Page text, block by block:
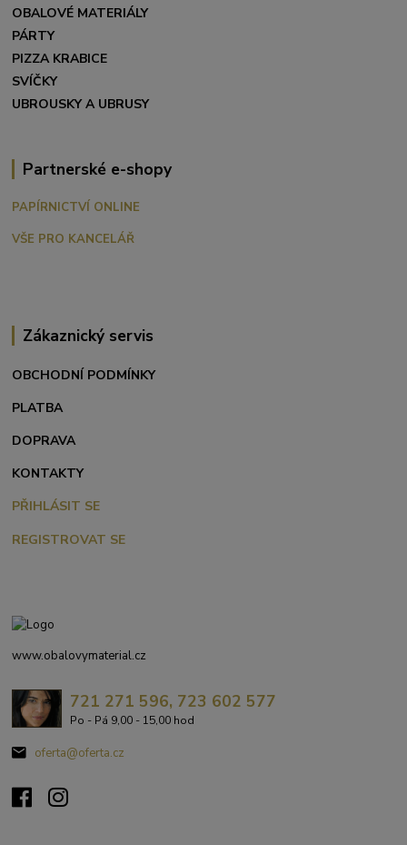
OBALOVÉ MATERIÁLY
PÁRTY
PIZZA KRABICE
SVÍČKY
UBROUSKY A UBRUSY
Partnerské e-shopy
PAPÍRNICTVÍ ONLINE
VŠE PRO KANCELÁŘ
Zákaznický servis
OBCHODNÍ PODMÍNKY
PLATBA
DOPRAVA
KONTAKTY
PŘIHLÁSIT SE
REGISTROVAT SE
www.obalovymaterial.cz
721 271 596, 723 602 577
Po - Pá 9,00 - 15,00 hod
oferta@oferta.cz